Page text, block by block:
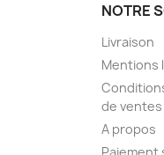
NOTRE
Livraison
Mentions
de ventes
A propos